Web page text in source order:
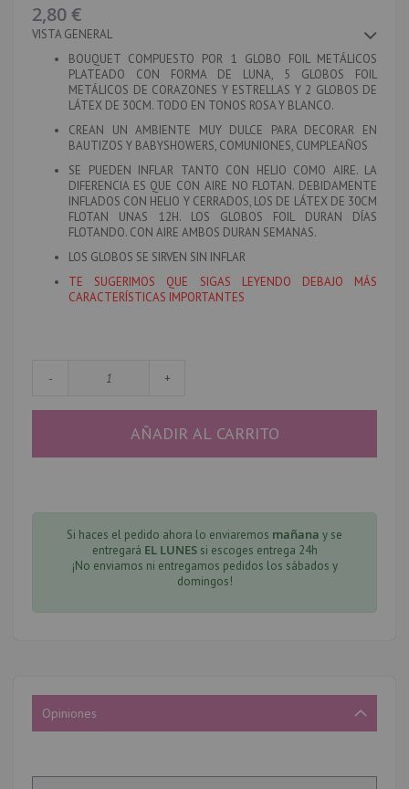
imágenes
2,80 €
VISTA GENERAL
BOUQUET COMPUESTO POR 1 GLOBO FOIL METÁLICOS
PLATEADO CON FORMA DE LUNA, 5 GLOBOS FOIL
METÁLICOS DE CORAZONES Y ESTRELLAS Y 2 GLOBOS DE
LÁTEX DE 30CM. TODO EN TONOS ROSA Y BLANCO.
CREAN UN AMBIENTE MUY DULCE PARA DECORAR EN
BAUTIZOS Y BABYSHOWERS, COMUNIONES, CUMPLEAÑOS
SE PUEDEN INFLAR TANTO CON HELIO COMO AIRE. LA
DIFERENCIA ES QUE CON AIRE NO FLOTAN. DEBIDAMENTE
INFLADOS CON HELIO Y CERRADOS, LOS DE LÁTEX DE 30CM
FLOTAN UNAS 12H. LOS GLOBOS FOIL DURAN DÍAS
FLOTANDO. CON AIRE AMBOS DURAN SEMANAS.
LOS GLOBOS SE SIRVEN SIN INFLAR
TE SUGERIMOS QUE SIGAS LEYENDO DEBAJO MÁS
CARACTERÍSTICAS IMPORTANTES
- +
AÑADIR AL CARRITO
Si haces el pedido ahora lo enviaremos mañana y se
entregará EL LUNESsi escoges entrega 24h
¡No enviamos ni entregamos pedidos los sábados y
domingos!
Opiniones